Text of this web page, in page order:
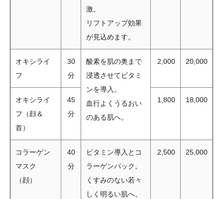
激。
リフトアップ効果
が見込めます。
オキシライ
フ
30
分
酸素を肌の奥まで
浸透させてビタミ
ンを導入。
血行よくうるおい
のある肌へ。
2,000 20,000
オキシライ
フ（顔＆
首）
45
分
1,800 18,000
コラーゲン
マスク
（顔）
40
分
ビタミン導入とコ
ラーゲンパック。
くすみのない若々
しく明るい肌へ。
2,500 25,000